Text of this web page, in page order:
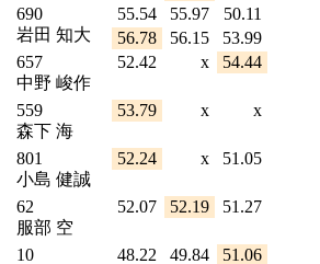
690
岩田 知大
55.54 55.97
50.11
56.78
56.15
53.99
657
中野 峻作
52.42 x 54.44
559
森下 海
53.79 x x
801
小島 健誠
52.24 x 51.05
62
服部 空
52.07 52.19 51.27
10
48.22 49.84 51.06